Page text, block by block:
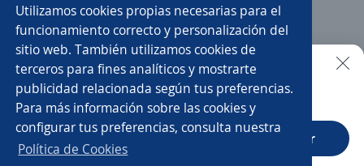
Utilizamos cookies propias necesarias para el
funcionamiento correcto y personalización del
sitio web. También utilizamos cookies de
terceros para fines analíticos y mostrarte
publicidad relacionada según tus preferencias.
Para más información sobre las cookies y
configurar tus preferencias, consulta nuestra
Política de Cookies
Asistenta administrativa Auxiliar contable
Asistente de recursos humanos Gestión Humana
Auxiliar reclutamiento Auxiliar de nómina
Auxiliar contable y administrativo Auxiliar de enfermería
Buscar es más fácil en la app
CT App Abrir